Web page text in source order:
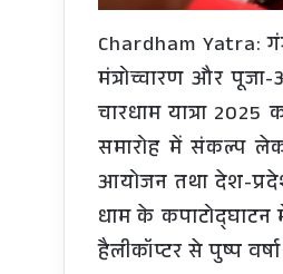
Chardham Yatra:
मंत्रोच्चारण और
चारधाम यात्रा 2025
समारोह में संकल्प
आयोजन तथा देश-
धाम के कपाटोद्घाटन
हैलीकॉप्टर से पुष्प